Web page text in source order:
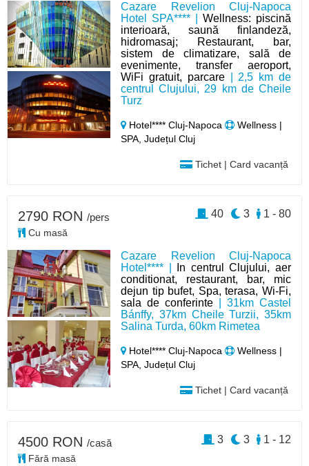
Cazare Revelion Cluj-Napoca
Hotel SPA**** |Wellness: piscină
interioară, saună finlandeză,
hidromasaj; Restaurant, bar,
sistem de climatizare, sală de
evenimente, transfer aeroport,
WiFi gratuit, parcare| 2,5 km de
centrul Clujului, 29 km de Cheile
Turz
Hotel**** Cluj-Napoca
Wellness |
SPA, Județul Cluj
Tichet | Card vacanță
Cazare Revelion Cluj-Napoca
Hotel**** |
In centrul Clujului, aer
conditionat, restaurant, bar, mic
dejun tip bufet, Spa, terasa, Wi-Fi,
sala de conferinte | 31km Castel
Bánffy, 37km Cheile Turzii, 35km
Salina Turda, 60km Rimetea
Hotel**** Cluj-Napoca
Wellness |
SPA, Județul Cluj
Tichet | Card vacanță
2790 RON /pers
Cu masă
1 - 80
3
40
4500 RON /casă
Fără masă
1 - 12
3
3